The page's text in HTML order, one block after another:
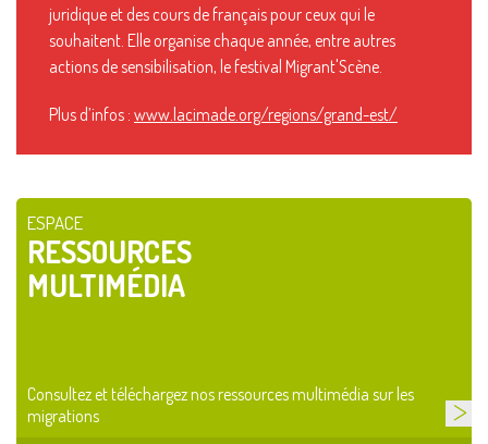
juridique et des cours de français pour ceux qui le
souhaitent. Elle organise chaque année, entre autres
actions de sensibilisation, le festival Migrant'Scène.
Plus d’infos : www.lacimade.org/regions/grand-est/
ESPACE
RESSOURCES
MULTIMÉDIA
Consultez et téléchargez nos ressources multimédia sur les
migrations